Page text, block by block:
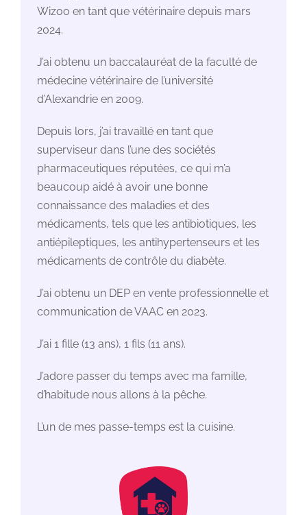
Wizoo en tant que vétérinaire depuis mars
2024.
J’ai obtenu un baccalauréat de la faculté de
médecine vétérinaire de l’université
d’Alexandrie en 2009.
Depuis lors, j’ai travaillé en tant que
superviseur dans l’une des sociétés
pharmaceutiques réputées, ce qui m’a
beaucoup aidé à avoir une bonne
connaissance des maladies et des
médicaments, tels que les antibiotiques, les
antiépileptiques, les antihypertenseurs et les
médicaments de contrôle du diabète.
J’ai obtenu un DEP en vente professionnelle et
communication de VAAC en 2023.
J’ai 1 fille (13 ans), 1 fils (11 ans).
J’adore passer du temps avec ma famille,
d’habitude nous allons à la pêche.
L’un de mes passe-temps est la cuisine.